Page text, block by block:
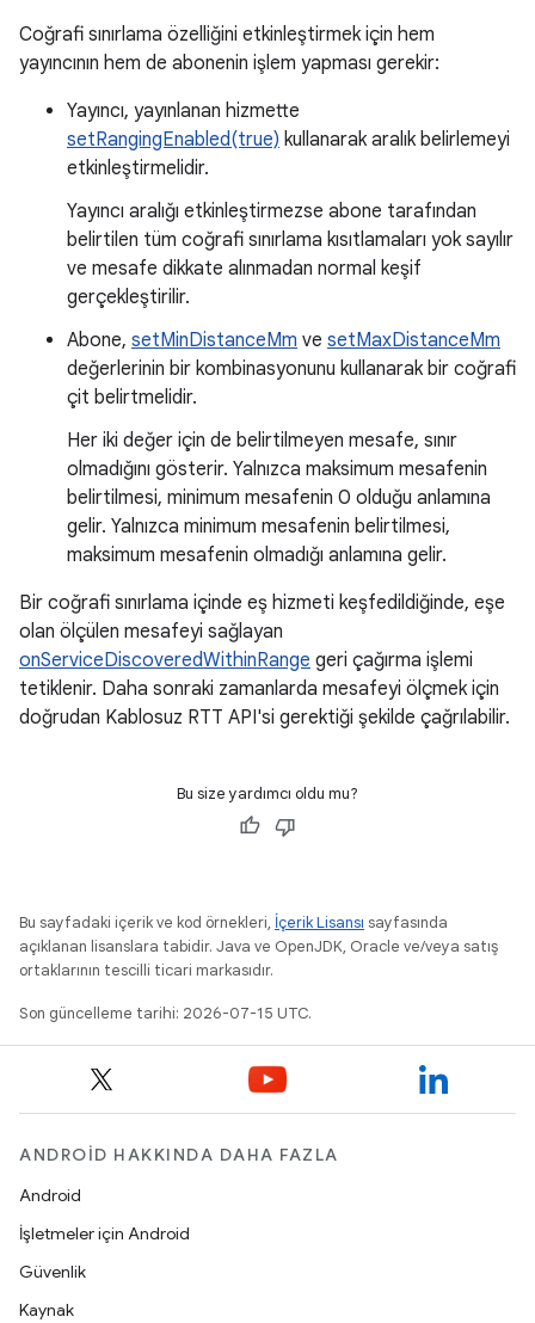
Coğrafi sınırlama özelliğini etkinleştirmek için hem
yayıncının hem de abonenin işlem yapması gerekir:
Yayıncı, yayınlanan hizmette
setRangingEnabled(true) kullanarak aralık belirlemeyi
etkinleştirmelidir.
Yayıncı aralığı etkinleştirmezse abone tarafından
belirtilen tüm coğrafi sınırlama kısıtlamaları yok sayılır
ve mesafe dikkate alınmadan normal keşif
gerçekleştirilir.
Abone, setMinDistanceMm ve setMaxDistanceMm
değerlerinin bir kombinasyonunu kullanarak bir coğrafi
çit belirtmelidir.
Her iki değer için de belirtilmeyen mesafe, sınır
olmadığını gösterir. Yalnızca maksimum mesafenin
belirtilmesi, minimum mesafenin 0 olduğu anlamına
gelir. Yalnızca minimum mesafenin belirtilmesi,
maksimum mesafenin olmadığı anlamına gelir.
Bir coğrafi sınırlama içinde eş hizmeti keşfedildiğinde, eşe
olan ölçülen mesafeyi sağlayan
onServiceDiscoveredWithinRange geri çağırma işlemi
tetiklenir. Daha sonraki zamanlarda mesafeyi ölçmek için
doğrudan Kablosuz RTT API'si gerektiği şekilde çağrılabilir.
Bu size yardımcı oldu mu?
Bu sayfadaki içerik ve kod örnekleri, İçerik Lisansı sayfasında
açıklanan lisanslara tabidir. Java ve OpenJDK, Oracle ve/veya satış
ortaklarının tescilli ticari markasıdır.
Son güncelleme tarihi: 2026-07-15 UTC.
ANDROID HAKKINDA DAHA FAZLA
Android
İşletmeler için Android
Güvenlik
Kaynak